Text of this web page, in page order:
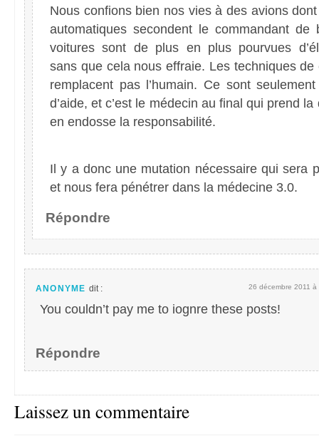
Nous confions bien nos vies à des avions
automatiques secondent le commandant de
voitures sont de plus en plus pourvues
sans que cela nous effraie. Les techniques de
remplacent pas l’humain. Ce sont
d’aide, et c’est le médecin au final qui prend la
en endosse la responsabilité.
Il y a donc une mutation nécessaire qui sera
et nous fera pénétrer dans la médecine 3.0.
Répondre
ANONYME dit : 26 décembre 2011 à
You couldn’t pay me to iognre these posts!
Répondre
Laissez un commentaire